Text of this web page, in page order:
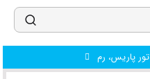
تور پاریس، رم